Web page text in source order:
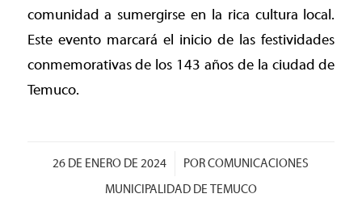
comunidad a sumergirse en la rica cultura local.
Este evento marcará el inicio de las festividades
conmemorativas de los 143 años de la ciudad de
Temuco.
26 DE ENERO DE 2024
/ PORCOMUNICACIONES
MUNICIPALIDAD DE TEMUCO